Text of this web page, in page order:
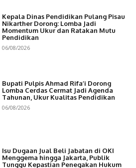
Kepala Dinas Pendidikan Pulang Pisau
Nikarther Dorong: Lomba Jadi
Momentum Ukur dan Ratakan Mutu
Pendidikan
06/08/2026
Bupati Pulpis Ahmad Rifa’i Dorong
Lomba Cerdas Cermat Jadi Agenda
Tahunan, Ukur Kualitas Pendidikan
06/08/2026
Isu Dugaan Jual Beli Jabatan di OKI
Menggema hingga Jakarta, Publik
Tunggu Kepastian Penegakan Hukum